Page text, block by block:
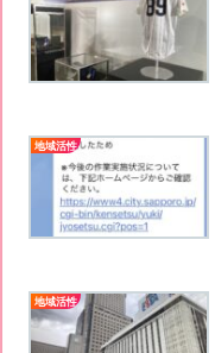
地域活性
地域活性